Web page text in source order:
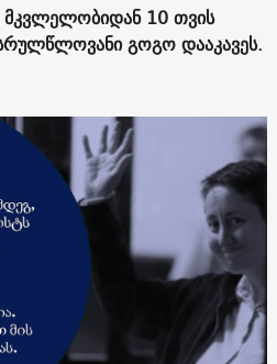
მკვლელობიდან 10 თვის
გოგო დააკავეს.